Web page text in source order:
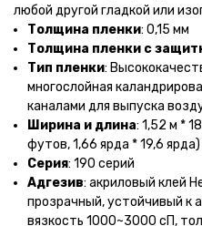
любой другой гладкой или
Толщина пленки: 0,15 мм
Толщина пленки с
Тип пленки:
многослойная
каналами для выпуска
Ширина и длина: 1,52 м *
футов, 1,66 ярда * 19,6 ярда)
Серия: 190 серий
Адгезив: акриловый клей
прозрачный, устойчивый к
вязкость 1000~3000 сП,